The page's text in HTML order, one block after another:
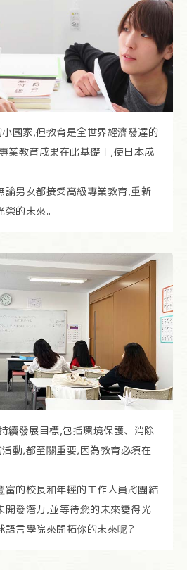
國家,但教育是全世界經濟發達的
業教育成果在此基礎上,使日本成
論男女都接受高級專業教育,重新
的未來。
續發展目標,包括環境保護、消除
動,都至關重要,因為教育必須在
富的校長和年輕的工作人員將團結
開發潛力,並等待您的未來變得光
語言學院來開拓你的未來呢?